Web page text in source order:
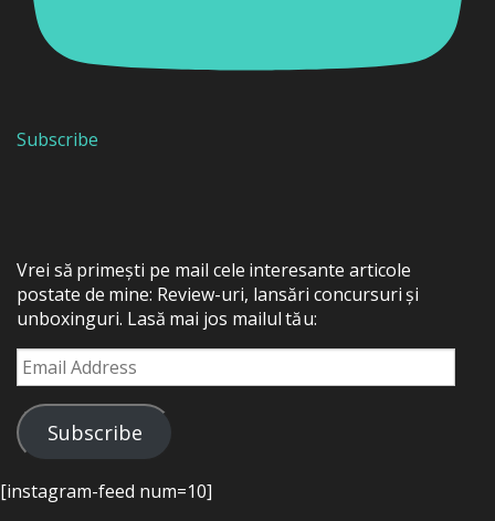
Subscribe
Vrei să primești pe mail cele interesante articole
postate de mine: Review-uri, lansări concursuri și
unboxinguri. Lasă mai jos mailul tău:
Email
Address
Subscribe
[instagram-feed num=10]